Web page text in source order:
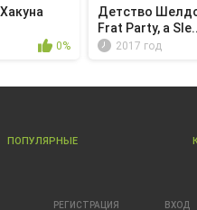
0%
Детство
Frat Party, a
2017 год
ПОПУЛЯРНЫЕ
РЕГИСТРАЦИЯ ВХОД